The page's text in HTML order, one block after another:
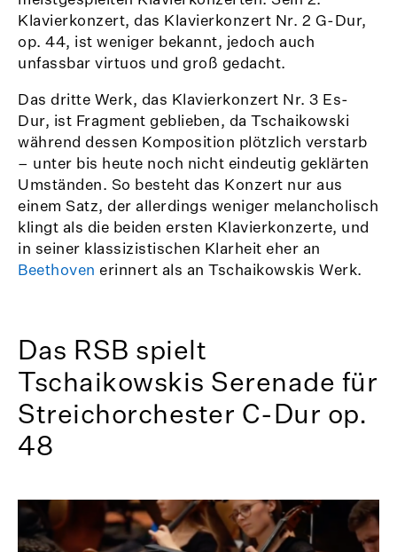
Klavierkonzert, das Klavierkonzert Nr. 2 G-Dur,
op. 44, ist weniger bekannt, jedoch auch
unfassbar virtuos und groß gedacht.
Das dritte Werk, das Klavierkonzert Nr. 3 Es-
Dur, ist Fragment geblieben, da Tschaikowski
während dessen Komposition plötzlich verstarb
– unter bis heute noch nicht eindeutig geklärten
Umständen. So besteht das Konzert nur aus
einem Satz, der allerdings weniger melancholisch
klingt als die beiden ersten Klavierkonzerte, und
in seiner klassizistischen Klarheit eher an
Beethoven erinnert als an Tschaikowskis Werk.
Das RSB spielt
Tschaikowskis Serenade für
Streichorchester C-Dur op.
48